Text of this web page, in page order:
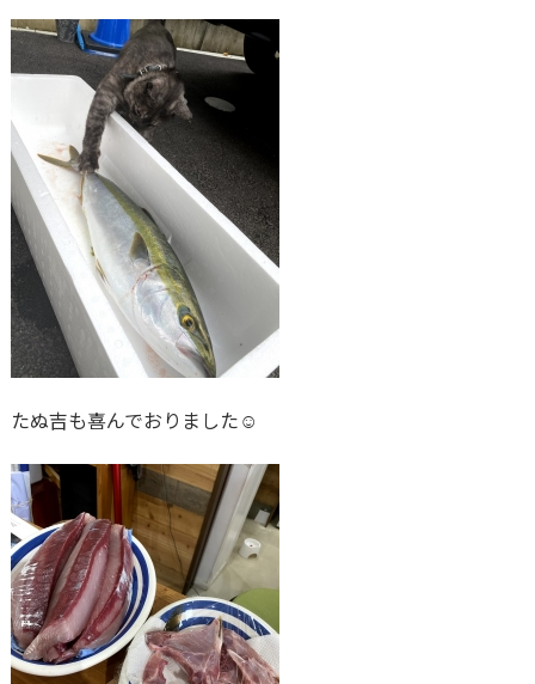
たぬ吉も喜んでおりました☺